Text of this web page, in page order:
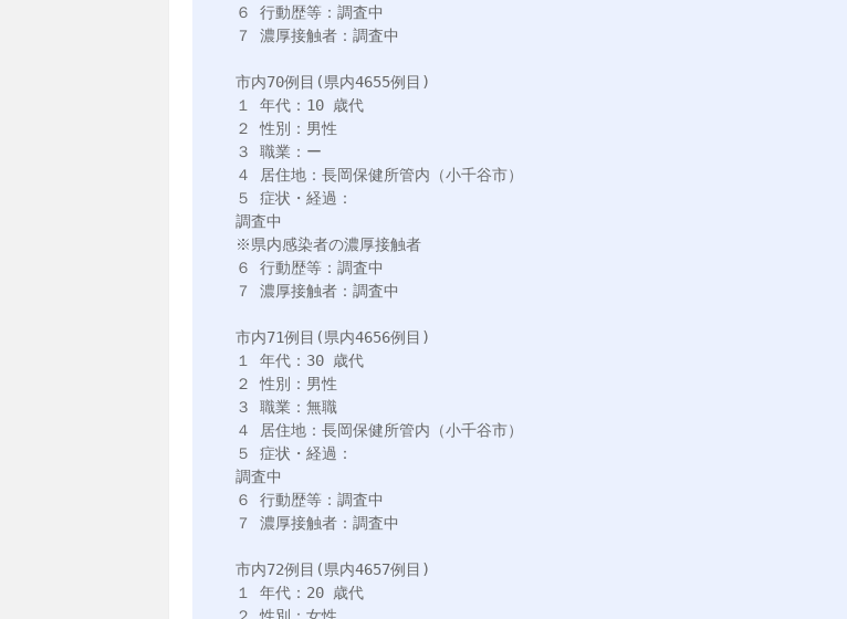
６ 行動歴等：調査中
７ 濃厚接触者：調査中
市内70例目(県内4655例目)
１ 年代：10 歳代
２ 性別：男性
３ 職業：ー
４ 居住地：長岡保健所管内（小千谷市）
５ 症状・経過：
調査中
※県内感染者の濃厚接触者
６ 行動歴等：調査中
７ 濃厚接触者：調査中
市内71例目(県内4656例目)
１ 年代：30 歳代
２ 性別：男性
３ 職業：無職
４ 居住地：長岡保健所管内（小千谷市）
５ 症状・経過：
調査中
６ 行動歴等：調査中
７ 濃厚接触者：調査中
市内72例目(県内4657例目)
１ 年代：20 歳代
２ 性別：女性